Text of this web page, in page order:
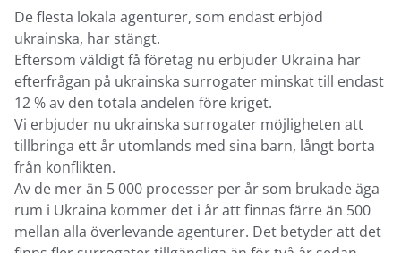
De flesta lokala agenturer, som endast erbjöd
ukrainska, har stängt.
Eftersom väldigt få företag nu erbjuder Ukraina har
efterfrågan på ukrainska surrogater minskat till endast
12 % av den totala andelen före kriget.
Vi erbjuder nu ukrainska surrogater möjligheten att
tillbringa ett år utomlands med sina barn, långt borta
från konflikten.
Av de mer än 5 000 processer per år som brukade äga
rum i Ukraina kommer det i år att finnas färre än 500
mellan alla överlevande agenturer. Det betyder att det